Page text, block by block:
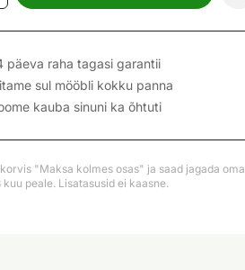
päeva raha tagasi garantii
sul mööbli kokku panna
kauba sinuni ka õhtuti
"Maksa kolmes osas" ja saad jagada oma
kuu peale. Lisatasusid ei kaasne.